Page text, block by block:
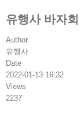
유행사 바자
Author
유행사
Date
2022-01-13 16:32
Views
2237